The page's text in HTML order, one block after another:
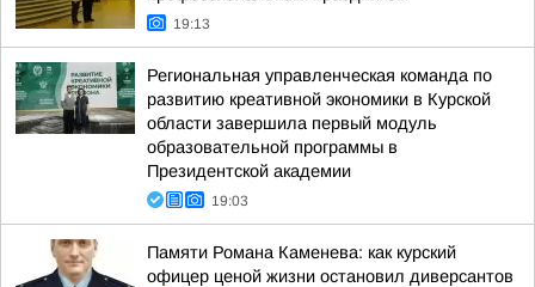
19:13
Региональная управленческая команда по
развитию креативной экономики в Курской
области завершила первый модуль
образовательной программы в
Президентской академии
19:03
Памяти Романа Каменева: как курский
офицер ценой жизни остановил диверсантов